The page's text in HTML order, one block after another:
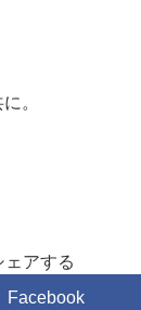
。
ェアする
Facebook